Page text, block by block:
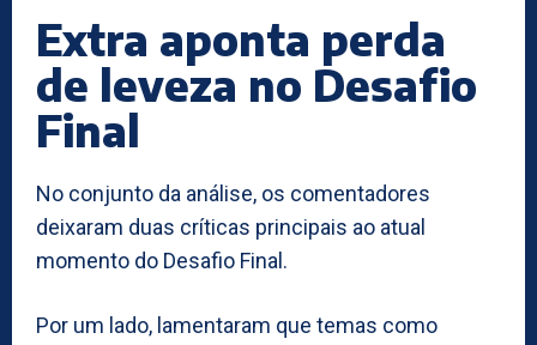
Extra aponta perda
de leveza no Desafio
Final
No conjunto da análise, os comentadores
deixaram duas críticas principais ao atual
momento do Desafio Final.
Por um lado, lamentaram que temas como